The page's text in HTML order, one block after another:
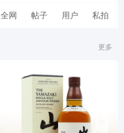
全网 帖子 用户 私拍
更多